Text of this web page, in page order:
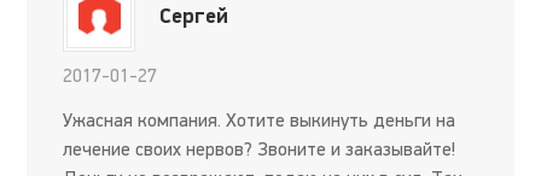
Сергей
2017-01-27
Ужасная компания. Хотите выкинуть деньги на
лечение своих нервов? Звоните и заказывайте!